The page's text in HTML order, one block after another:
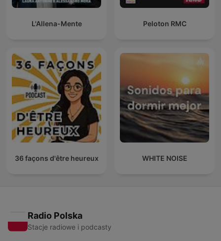
L'Allena-Mente Peloton RMC
36 façons d'être heureux WHITE NOISE
Radio Polska
Stacje radiowe i podcasty